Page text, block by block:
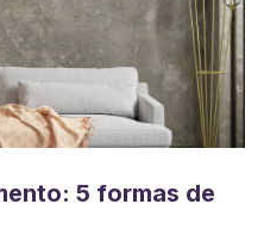
5 formas de